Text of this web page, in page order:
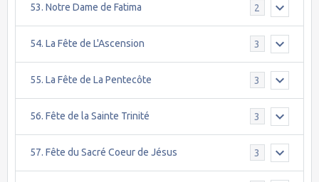
53. Notre Dame de Fatima 2
54. La Fête de L'Ascension 3
55. La Fête de La Pentecôte 3
56. Fête de la Sainte Trinité 3
57. Fête du Sacré Coeur de Jésus 3